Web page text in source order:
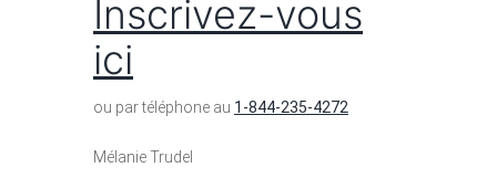
Inscrivez-vous
ici
ou par téléphone au 1-844-235-4272
Mélanie Trudel